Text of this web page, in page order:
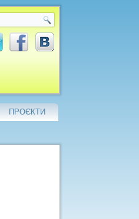
ПРОЄКТИ